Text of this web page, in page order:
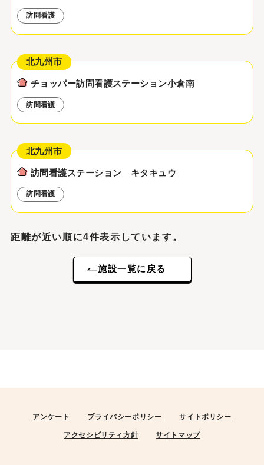
訪問看護
チョッパー訪問看護ステーション小倉南
北九州市
訪問看護
訪問看護ステーション キタキュウ
北九州市
訪問看護
距離が近い順に4件表示しています。
施設一覧に戻る
アンケート プライバシーポリシー サイトポリシー
アクセシビリティ方針 サイトマップ